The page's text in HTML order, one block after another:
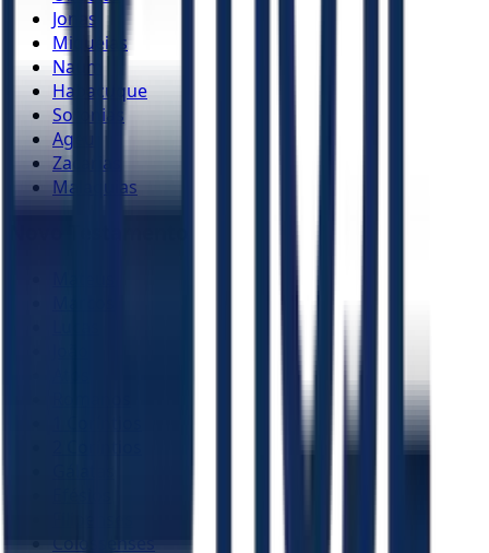
Jonas
Miquéias
Naum
Habacuque
Sofonias
Ageu
Zacarias
Malaquias